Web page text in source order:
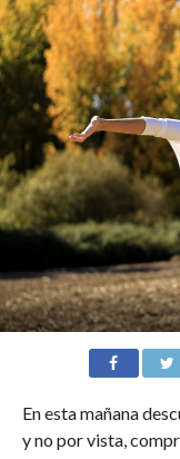
En esta mañana
y no por vista,